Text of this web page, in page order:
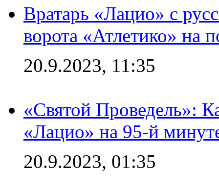
Вратарь «Лацио» с
ворота «Атлетико» на
20.9.2023, 11:35
«Святой Проведель»:
«Лацио» на 95-й
20.9.2023, 01:35